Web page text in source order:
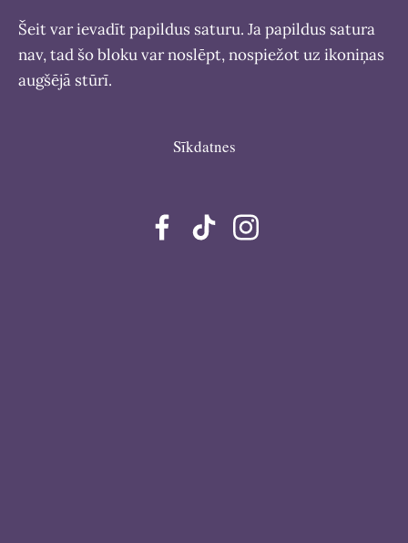
Šeit var ievadīt papildus saturu. Ja papildus satura
nav, tad šo bloku var noslēpt, nospiežot uz ikoniņas
augšējā stūrī.
Sīkdatnes